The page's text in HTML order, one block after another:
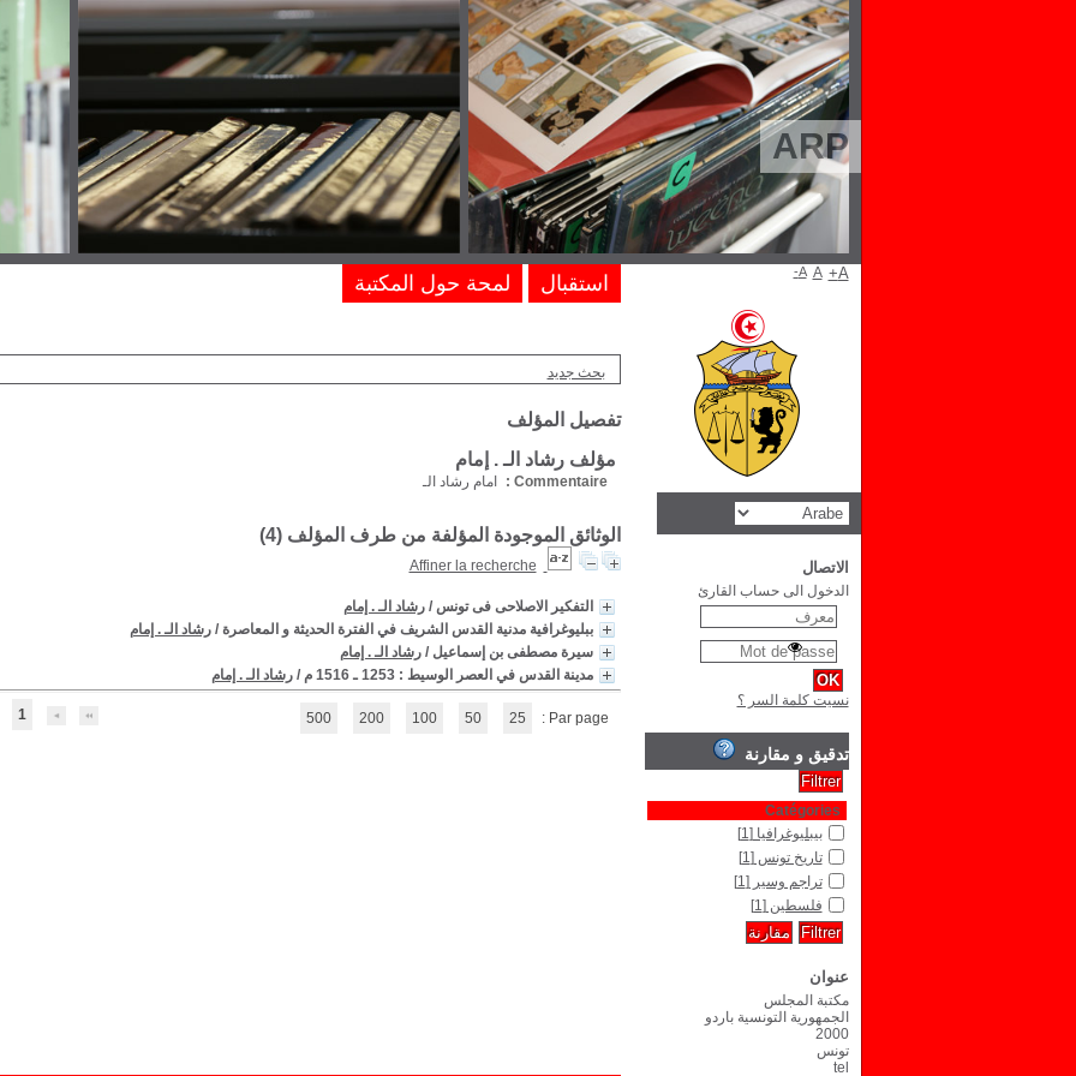
ARP
بحث جديد
تفصيل المؤلف
مؤلف رشاد الـ . إمام
Commentaire : امام رشاد الـ
الوثائق الموجودة المؤلفة من طرف المؤلف (4
)
Affiner la recherche
التفكير الاصلاحى فى تونس /رشاد الـ . إمام
ببليوغرافية مدنية القدس الشريف في الفترة الحديثة و المعاصرة /رشاد الـ . إمام
سيرة مصطفى بن إسماعيل /رشاد الـ . إمام
مدينة القدس في العصر الوسيط : 1253 ـ 1516 م
/رشاد الـ . إمام
1 Par page :
25
50
100
200
500
استقبال لمحة حول المكتبة A- A A+
الاتصال
الدخول الى حساب القارئ
نسيت كلمة السر ؟
تدقيق و مقارنة
Catégories
بيبليوغرافيا [1]
تاريخ تونس [1]
تراجم وسير [1]
فلسطين [1]
عنوان
مكتبة المجلس
الجمهورية التونسية باردو
2000
تونس
tel